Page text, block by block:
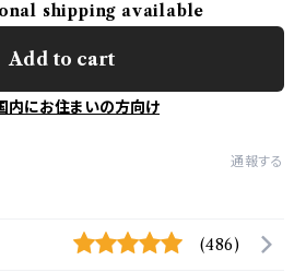
shipping available
Add to cart
内にお住まいの方向け
通報する
(486)